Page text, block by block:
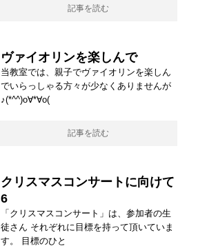
記事を読む
ヴァイオリンを楽しんで
当教室では、親子でヴァイオリンを楽しん
でいらっしゃる方々が少なくありませんが
♪(*^^)o∀*∀o(
記事を読む
クリスマスコンサートに向けて
6
「クリスマスコンサート」は、参加者の生
徒さん それぞれに目標を持って頂いていま
す。 目標のひと